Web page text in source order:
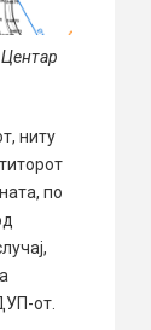
ниту
по
от.